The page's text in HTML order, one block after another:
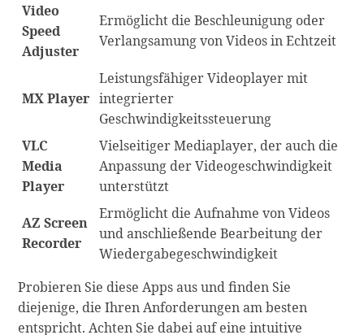
Video
Speed
Adjuster
Ermöglicht die Beschleunigung oder
Verlangsamung von Videos in Echtzeit
MX Player
Leistungsfähiger Videoplayer mit
integrierter
Geschwindigkeitssteuerung
VLC
Media
Player
Vielseitiger Mediaplayer, der auch die
Anpassung der Videogeschwindigkeit
unterstützt
AZ Screen
Recorder
Ermöglicht die Aufnahme von Videos
und anschließende Bearbeitung der
Wiedergabegeschwindigkeit
Probieren Sie diese Apps aus und finden Sie
diejenige, die Ihren Anforderungen am besten
entspricht. Achten Sie dabei auf eine intuitive